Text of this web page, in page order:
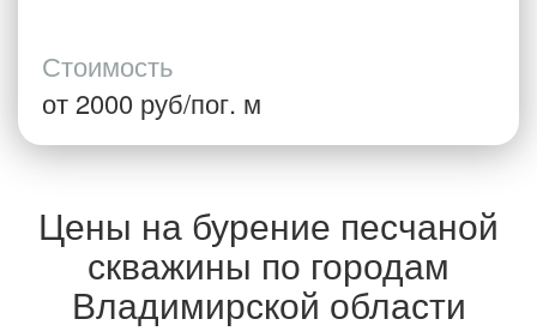
Стоимость
от 2000 руб/пог. м
Цены на бурение песчаной
скважины по городам
Владимирской области